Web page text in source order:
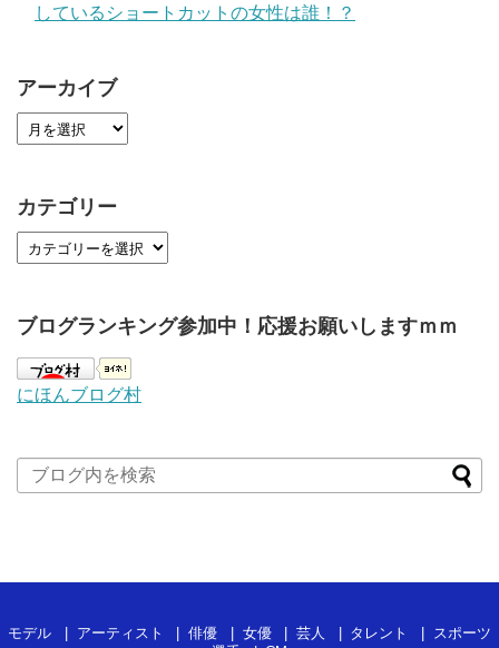
しているショートカットの女性は誰！？
アーカイブ
カテゴリー
ブログランキング参加中！応援お願いしますｍｍ
にほんブログ村
モデル アーティスト 俳優 女優 芸人 タレント
スポーツ